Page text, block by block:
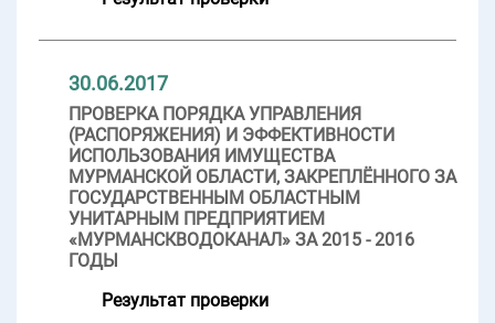
30.06.2017
ПРОВЕРКА ПОРЯДКА УПРАВЛЕНИЯ
(РАСПОРЯЖЕНИЯ) И ЭФФЕКТИВНОСТИ
ИСПОЛЬЗОВАНИЯ ИМУЩЕСТВА
МУРМАНСКОЙ ОБЛАСТИ, ЗАКРЕПЛЁННОГО ЗА
ГОСУДАРСТВЕННЫМ ОБЛАСТНЫМ
УНИТАРНЫМ ПРЕДПРИЯТИЕМ
«МУРМАНСКВОДОКАНАЛ» ЗА 2015 - 2016
ГОДЫ
Результат проверки